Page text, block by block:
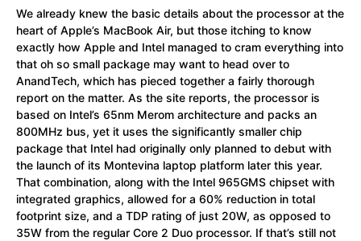
We already knew the basic details about the processor at the
heart of Apple’s MacBook Air, but those itching to know
exactly how Apple and Intel managed to cram everything into
that oh so small package may want to head over to
AnandTech, which has pieced together a fairly thorough
report on the matter. As the site reports, the processor is
based on Intel’s 65nm Merom architecture and packs an
800MHz bus, yet it uses the significantly smaller chip
package that Intel had originally only planned to debut with
the launch of its Montevina laptop platform later this year.
That combination, along with the Intel 965GMS chipset with
integrated graphics, allowed for a 60% reduction in total
footprint size, and a TDP rating of just 20W, as opposed to
35W from the regular Core 2 Duo processor. If that’s still not